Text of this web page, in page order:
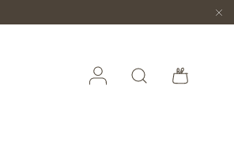
Accedi Cerca